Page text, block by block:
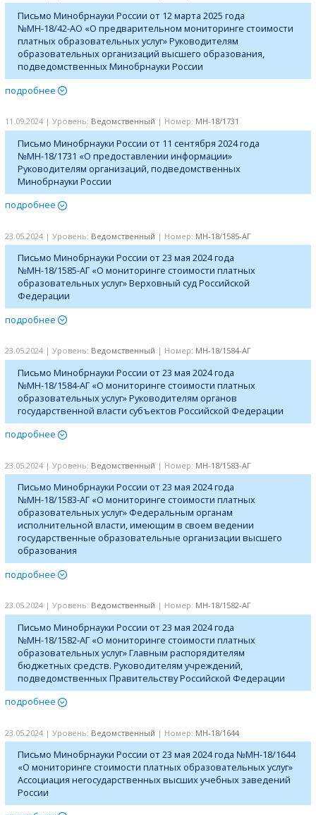
Письмо Минобрнауки России от 12 марта 2025 года
№МН-18/42-АО «О предварительном мониторинге стоимости
платных образовательных услуг» Руководителям
образовательных организаций высшего образования,
подведомственных Минобрнауки России
подробнее
11.09.2024 | Уровень: Ведомственный | Номер: МН-18/1731
Письмо Минобрнауки России от 11 сентября 2024 года
№МН-18/1731 «О предоставлении информации»
Руководителям организаций, подведомственных
Минобрнауки России
подробнее
23.05.2024 | Уровень: Ведомственный | Номер: МН-18/1585-АГ
Письмо Минобрнауки России от 23 мая 2024 года
№МН-18/1585-АГ «О мониторинге стоимости платных
образовательных услуг» Верховный суд Российской
Федерации
подробнее
23.05.2024 | Уровень: Ведомственный | Номер: МН-18/1584-АГ
Письмо Минобрнауки России от 23 мая 2024 года
№МН-18/1584-АГ «О мониторинге стоимости платных
образовательных услуг» Руководителям органов
государственной власти субъектов Российской Федерации
подробнее
23.05.2024 | Уровень: Ведомственный | Номер: МН-18/1583-АГ
Письмо Минобрнауки России от 23 мая 2024 года
№МН-18/1583-АГ «О мониторинге стоимости платных
образовательных услуг» Федеральным органам
исполнительной власти, имеющим в своем ведении
государственные образовательные организации высшего
образования
подробнее
23.05.2024 | Уровень: Ведомственный | Номер: МН-18/1582-АГ
Письмо Минобрнауки России от 23 мая 2024 года
№МН-18/1582-АГ «О мониторинге стоимости платных
образовательных услуг» Главным распорядителям
бюджетных средств. Руководителям учреждений,
подведомственных Правительству Российской Федерации
подробнее
23.05.2024 | Уровень: Ведомственный | Номер: МН-18/1644
Письмо Минобрнауки России от 23 мая 2024 года №МН-18/1644
«О мониторинге стоимости платных образовательных услуг»
Ассоциация негосударственных высших учебных заведений
России